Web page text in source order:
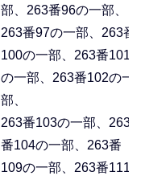
部、263番96の一部、
263番97の一部、263番
100の一部、263番101
の一部、263番102の一
部、
263番103の一部、263
番104の一部、263番
109の一部、263番111